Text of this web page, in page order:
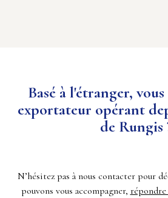
Basé à l'étranger,
exportateur opérant
de Rungis
N’hésitez pas à nous contacter pour
pouvons vous accompagner, répondre